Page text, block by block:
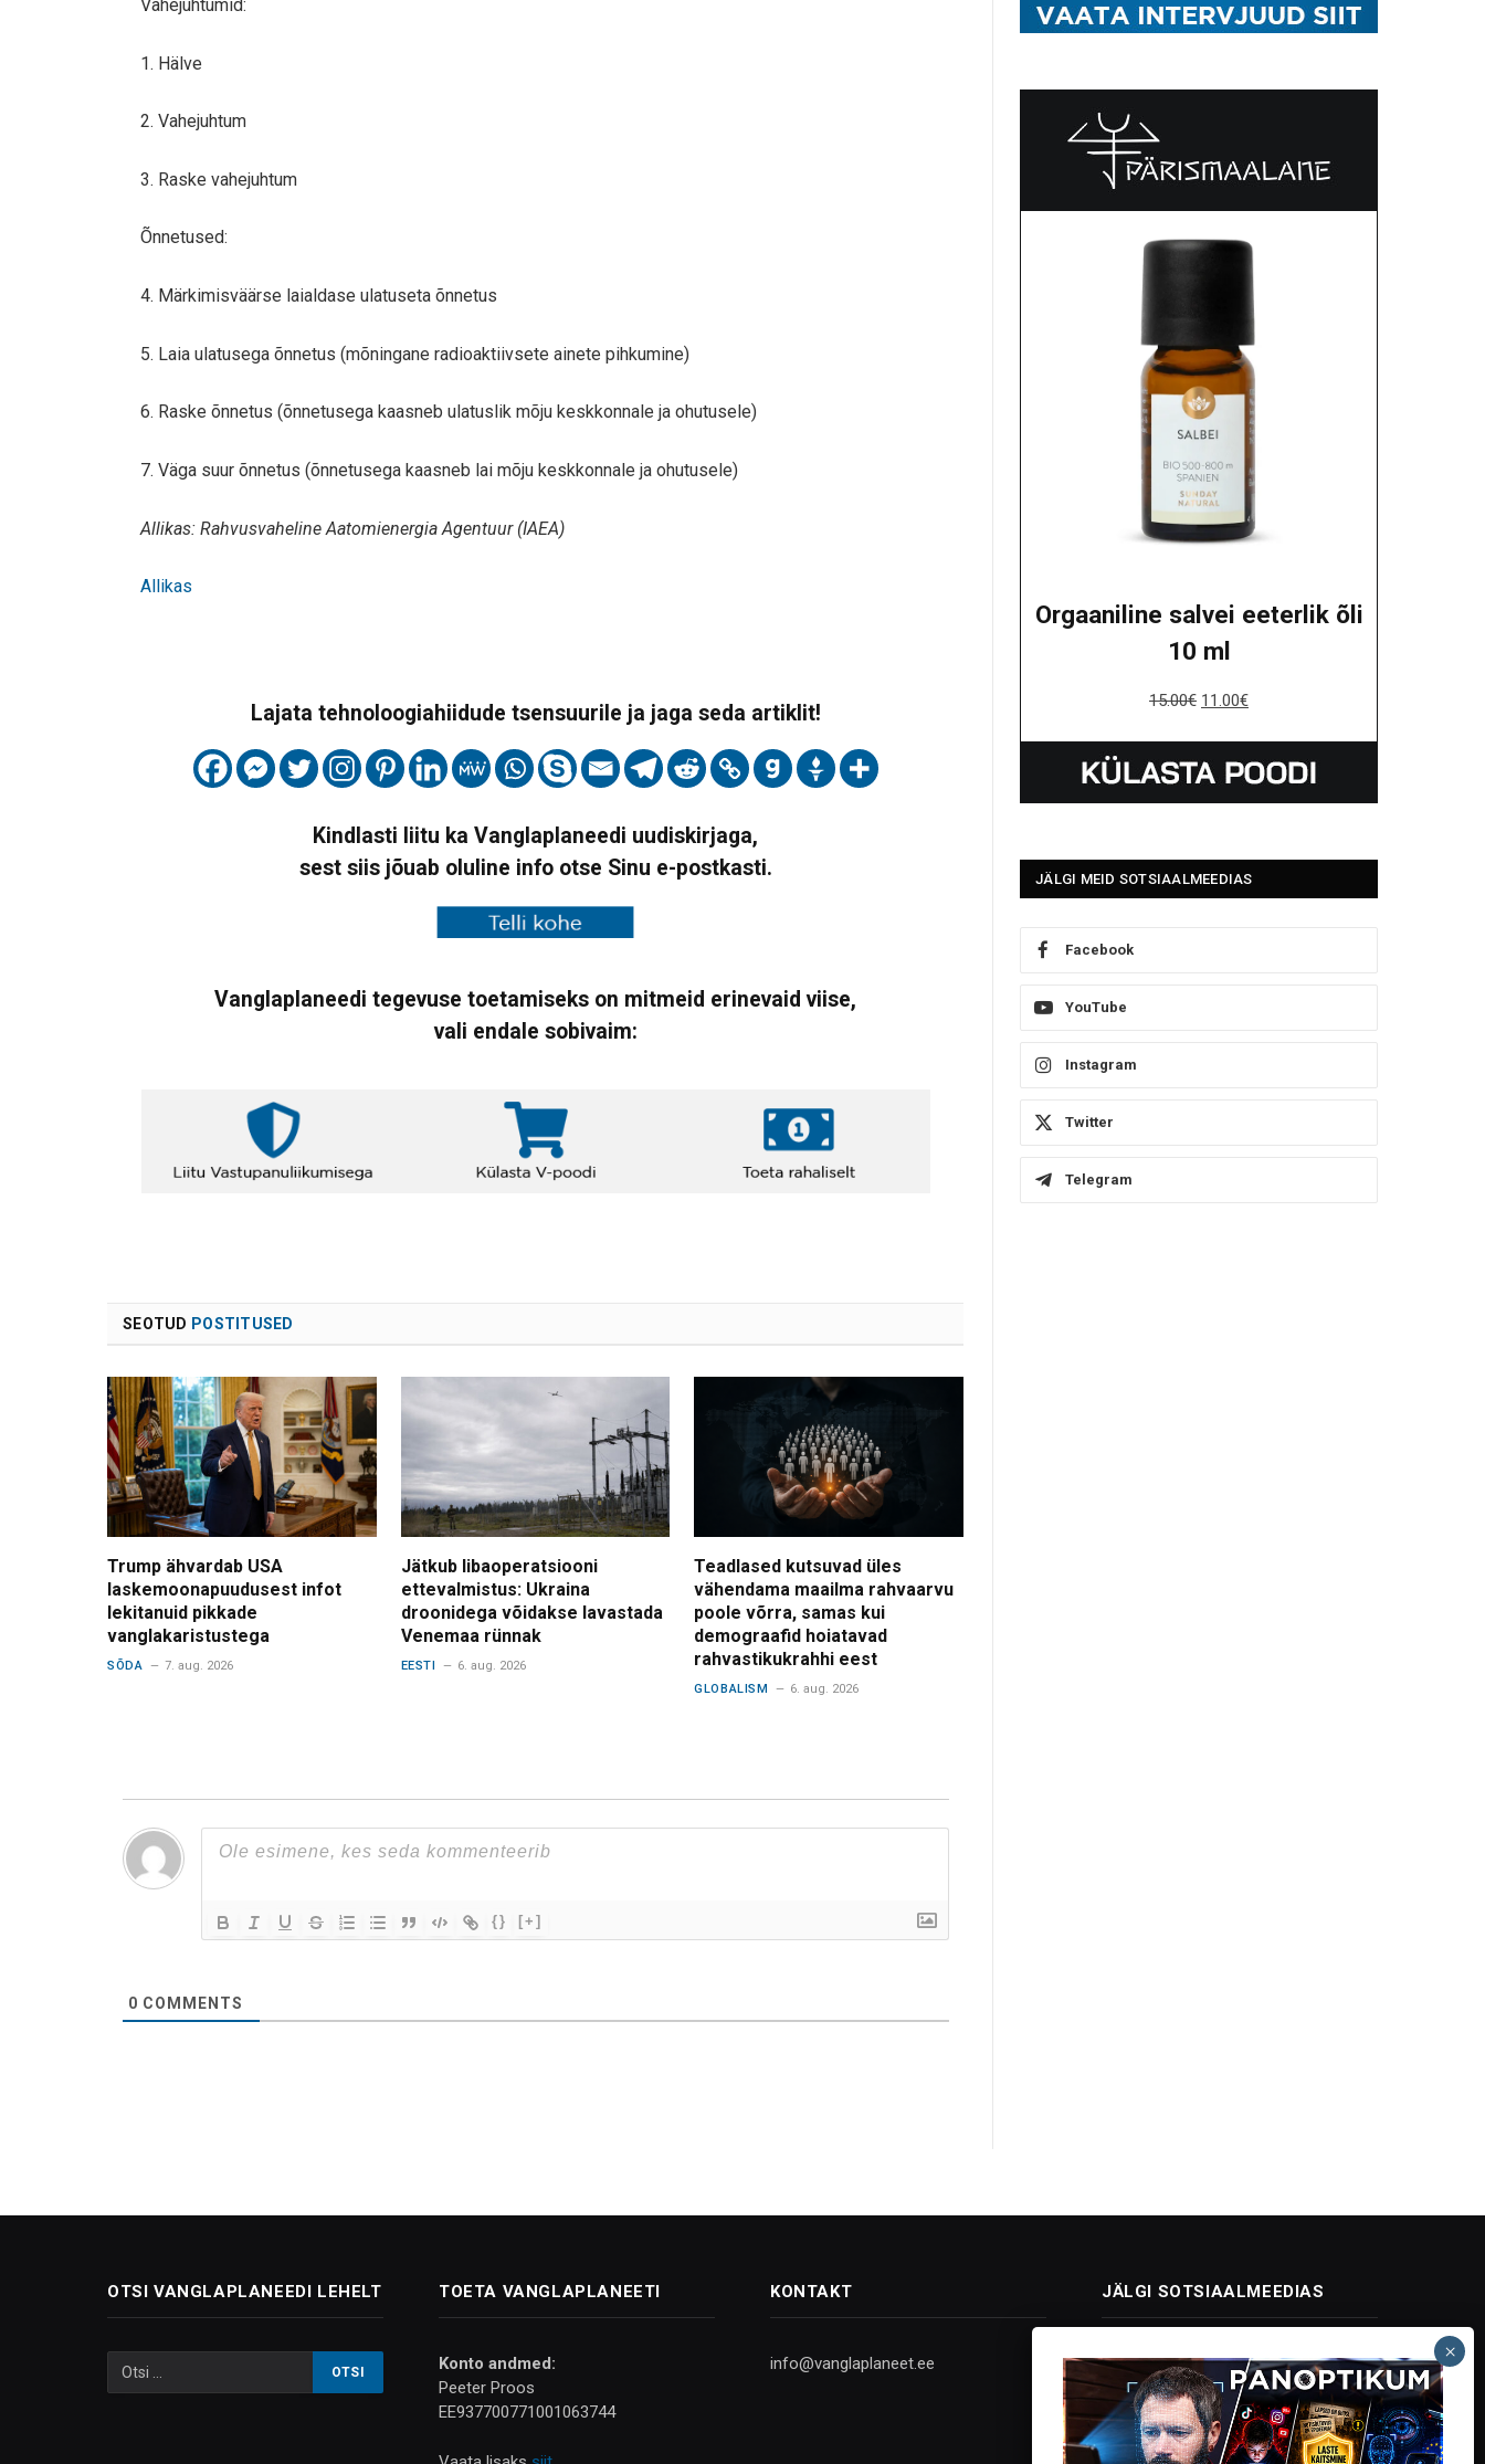
Vahejuhtumid:
1. Hälve
2. Vahejuhtum
3. Raske vahejuhtum
Õnnetused:
4. Märkimisväärse laialdase ulatuseta õnnetus
5. Laia ulatusega õnnetus (mõningane radioaktiivsete ainete pihkumine)
6. Raske õnnetus (õnnetusega kaasneb ulatuslik mõju keskkonnale ja ohutusele)
7. Väga suur õnnetus (õnnetusega kaasneb lai mõju keskkonnale ja ohutusele)
Allikas: Rahvusvaheline Aatomienergia Agentuur (IAEA)
Allikas
Lajata tehnoloogiahiidude tsensuurile ja jaga seda artiklit!
Kindlasti liitu ka Vanglaplaneedi uudiskirjaga,
sest siis jõuab oluline info otse Sinu e-postkasti.
Vanglaplaneedi tegevuse toetamiseks on mitmeid erinevaid viise,
vali endale sobivaim:
SEOTUD POSTITUSED
Trump ähvardab USA
laskemoonapuudusest infot
lekitanuid pikkade
vanglakaristustega
SÕDA 7. aug. 2026
Jätkub libaoperatsiooni
ettevalmistus: Ukraina
droonidega võidakse lavastada
Venemaa rünnak
EESTI 6. aug. 2026
Teadlased kutsuvad üles
vähendama maailma rahvaarvu
poole võrra, samas kui
demograafid hoiatavad
rahvastikukrahhi eest
GLOBALISM 6. aug. 2026
{} [+]
0 COMMENTS
Orgaaniline salvei eeterlik õli
10 ml
15.00€ 11.00€
JÄLGI MEID SOTSIAALMEEDIAS
Facebook
YouTube
Instagram
Twitter
Telegram
OTSI VANGLAPLANEEDI LEHELT TOETA VANGLAPLANEETI
Konto andmed:
Peeter Proos
EE937700771001063744
KONTAKT
info@vanglaplaneet.ee
JÄLGI SOTSIAALMEEDIAS
Facebook
X
(Twitter)
InstagramYouTubeTelegram